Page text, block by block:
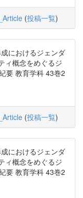
(投稿一覧)
におけるジェンダ
ィ概念をめぐるジ
要 教育学科 43巻2
(投稿一覧)
におけるジェンダ
ィ概念をめぐるジ
要 教育学科 43巻2